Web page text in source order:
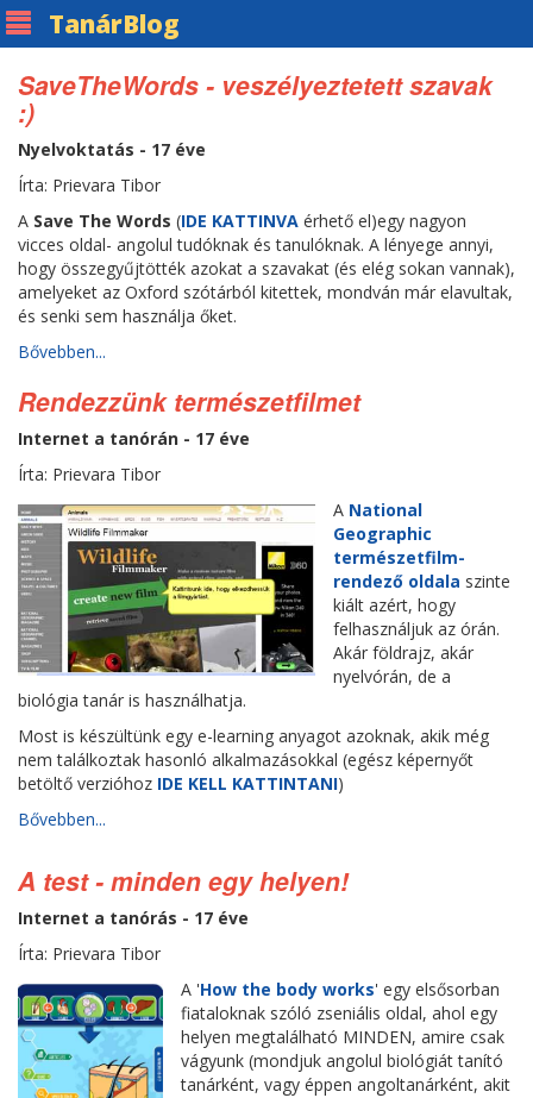
TanárBlog
SaveTheWords - veszélyeztetett szavak
:)
Nyelvoktatás - 17 éve
Írta: Prievara Tibor
A Save The Words (IDE KATTINVA érhető el)egy nagyon
vicces oldal- angolul tudóknak és tanulóknak. A lényege annyi,
hogy összegyűjtötték azokat a szavakat (és elég sokan vannak),
amelyeket az Oxford szótárból kitettek, mondván már elavultak,
és senki sem használja őket.
Bővebben...
Rendezzünk természetfilmet
Internet a tanórán - 17 éve
Írta: Prievara Tibor
A National
Geographic
természetfilm-
rendező oldala szinte
kiált azért, hogy
felhasználjuk az órán.
Akár földrajz, akár
nyelvórán, de a
biológia tanár is használhatja.
Most is készültünk egy e-learning anyagot azoknak, akik még
nem találkoztak hasonló alkalmazásokkal (egész képernyőt
betöltő verzióhoz IDE KELL KATTINTANI)
Bővebben...
A test - minden egy helyen!
Internet a tanórás - 17 éve
Írta: Prievara Tibor
A 'How the body works' egy elsősorban
fiataloknak szóló zseniális oldal, ahol egy
helyen megtalálható MINDEN, amire csak
vágyunk (mondjuk angolul biológiát tanító
tanárként, vagy éppen angoltanárként, akit